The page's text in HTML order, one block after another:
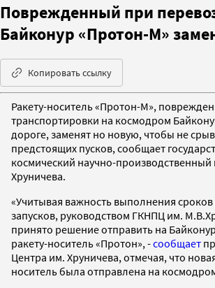
Поврежденный при
Байконур «Протон-М»
Копировать ссылку
Ракету-носитель «Протон-М»,
транспортировки на космодром
дороге, заменят но новую, чтобы не
предстоящих пусков, сообщает
космический научно-
Хруничева.
«Учитывая важность выполнения
запусков, руководством ГКНПЦ им.
принято решение отправить на
ракету-носитель «Протон», -сообщает
Центра им. Хруничева, отмечая, что
носитель была отправлена на